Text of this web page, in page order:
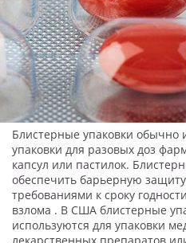
Блистерные упаковки обычно
упаковки для разовых доз
капсул или пастилок.
обеспечить барьерную защиту
требованиями к сроку
взлома . В США блистерные
используются для упаковки